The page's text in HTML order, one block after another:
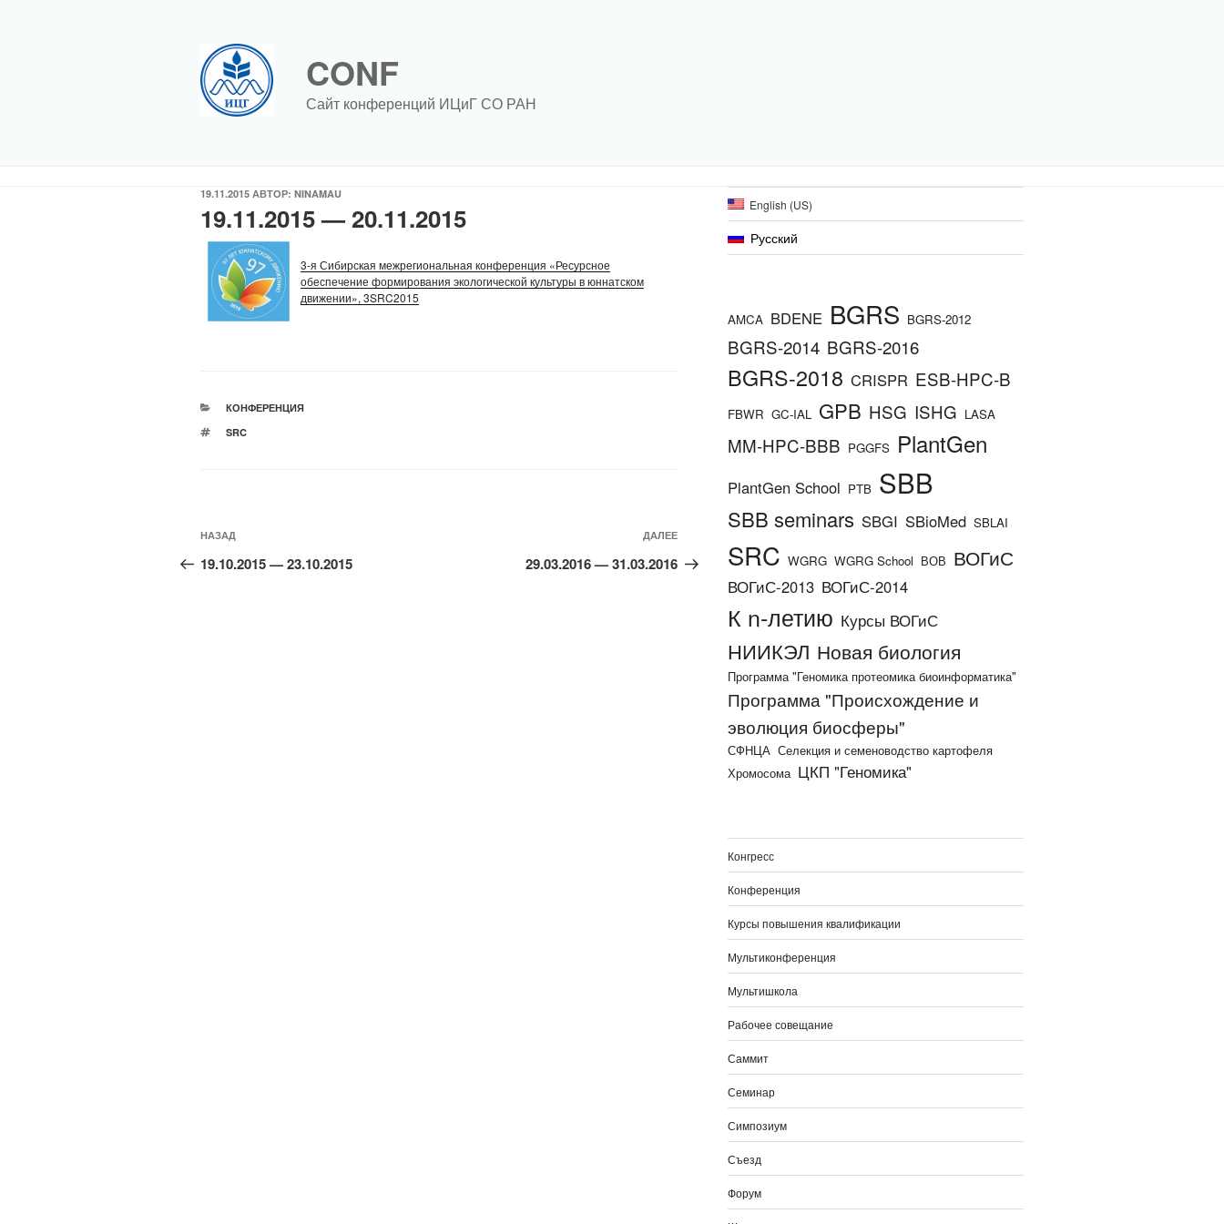
CONF
Сайт конференций ИЦиГ СО РАН
ОПУБЛИКОВАНО
19.11.2015 АВТОР: NINAMAU
19.11.2015 — 20.11.2015
3-я Сибирская межрегиональная конференция «Ресурсное
обеспечение формирования экологической культуры в юннатском
движении», 3SRC2015
РУБРИКИ
КОНФЕРЕНЦИЯ
МЕТКИ
SRC
по
Предыдущая
запись:
НАЗАД
19.10.2015 — 23.10.2015
Следующая
запись
ДАЛЕЕ
29.03.2016 — 31.03.2016
English (US)
Русский
AMCA BDENE BGRS BGRS-2012
BGRS-2014 BGRS-2016
BGRS-2018 CRISPR ESB-HPC-B
FBWR GC-IAL GPB HSG ISHG LASA
MM-HPC-BBB PGGFS PlantGen
PlantGen School PTB SBB
SBB seminars SBGI SBioMed SBLAI
SRC WGRG WGRG School ВОВ ВОГиС
ВОГиС-2013 ВОГиС-2014
К n-летию Курсы ВОГиС
НИИКЭЛ Новая биология
Программа "Геномика протеомика биоинформатика"
Программа "Происхождение и
эволюция биосферы"
СФНЦА Селекция и семеноводство картофеля
Хромосома ЦКП "Геномика"
Конгресс
Конференция
Курсы повышения квалификации
Мультиконференция
Мультишкола
Рабочее совещание
Саммит
Семинар
Симпозиум
Съезд
Форум